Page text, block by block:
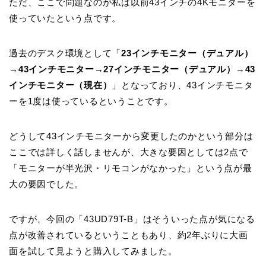
ただ、ここで問題なのが私は以前43インチの4Kモニターを
使っていたという点です。
過去のデスク環境として「23インチモニター（デュアル）
→43インチモニター→27インチモニター（デュアル）→43
インチモニター（現在）
」となっており、43インチモニタ
ーを1度は使っているということです。
どうして43インチモニターから変更したのかという部分は
ここでは詳しく話しませんが、大きな要因としては2点で
「モニターが半光沢・リモコンがなかった」という点が最
大の要因でした。
ですが、今回の「43UD79T-B」はそういった点が気になる
点が改善されているということもあり、約2年ぶりに大画
面を試して見ようと購入してみました。